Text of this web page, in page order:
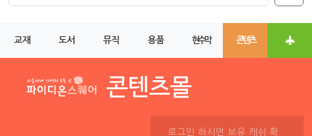
교재 도서 뮤직 용품 현수막 콘텐츠
로그인 하시면 보유 캐쉬 확